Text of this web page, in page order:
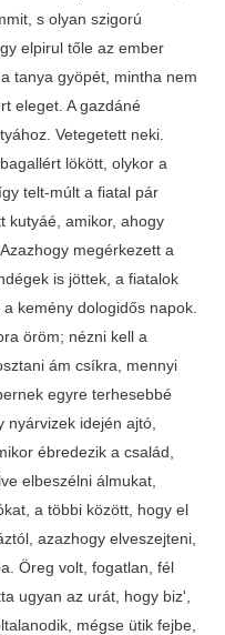
s olyan szigorú
elpirul tőle az ember
tanya gyöpét, mintha nem
eleget. A gazdáné
Vetegetett neki.
lökött, olykor a
telt-múlt a fiatal pár
kutyáé, amikor, ahogy
megérkezett a
is jöttek, a fiatalok
kemény dologidős napok.
öröm; nézni kell a
ám csíkra, mennyi
egyre terhesebbé
idején ajtó,
ébredezik a család,
elbeszélni álmukat,
a többi között, hogy el
azazhogy elveszejteni,
Öreg volt, fogatlan, fél
ugyan az urát, hogy biz',
mégse ütik fejbe,